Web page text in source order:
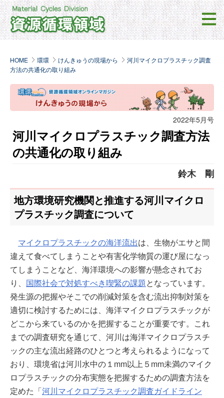
HOME 環環 けんきゅうの現場から
河川マイクロプラスチック調査
方法の共通化の取り組み
2022年5月号
河川マイクロプラスチック調査方法
の共通化の取り組み
鈴木 剛
地方環境研究機関と推進する河川マイクロ
プラスチック調査について
マイクロプラスチックの海洋流出は、生物がエサと間
違えて食べてしまうことや有害化学物質の運び屋になっ
てしまうことなど、海洋環境への影響が懸念されてお
り、 国際社会で対処すべき喫緊の課題となっています。
発生源の把握やそこでの削減対策を含む流出抑制対策を
適切に検討するためには、海洋マイクロプラスチックが
どこから来ているのかを把握することが重要です。これ
までの調査研究を通じて、河川は海洋マイクロプラスチ
ックの主な流出経路のひとつと考えられるようになって
おり、環境省は河川水中の１mm以上５mm未満のマイク
ロプラスチックの分布実態を把握するための調査方法を
定めた「河川マイクロプラスチック調査ガイドライン